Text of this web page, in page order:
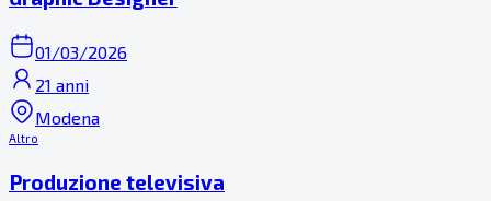
01/03/2026
21 anni
Modena
Altro
Produzione televisiva